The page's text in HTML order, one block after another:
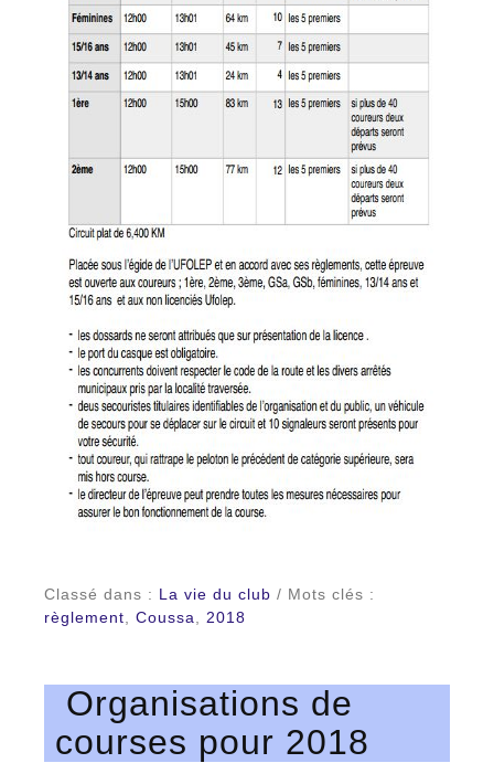
Classé dans : La vie du club / Mots clés :
règlement
Coussa 2018
Organisations de
courses pour 2018